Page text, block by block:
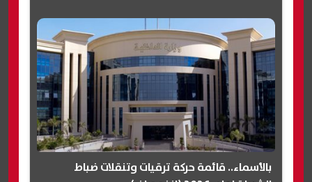
بالأسماء.. قائمة حركة ترقيات وتنقلات ضباط